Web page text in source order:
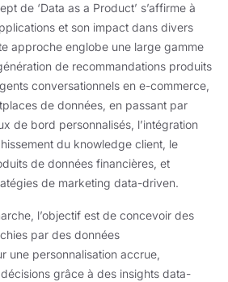
de ‘Data as a Product’ s’affirme à
et son impact dans divers
approche englobe une large gamme
de recommandations produits
conversationnels en e-commerce,
de données, en passant par
de bord personnalisés, l’intégration
du knowledge client, le
de données financières, et
de marketing data-driven.
l’objectif est de concevoir des
par des données
une personnalisation accrue,
grâce à des insights data-